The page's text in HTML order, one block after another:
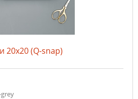
20х20 (Q-snap)
grey